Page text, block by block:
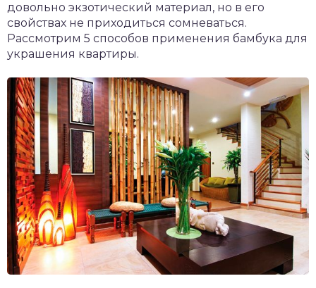
довольно экзотический материал, но в его
свойствах не приходиться сомневаться.
Рассмотрим 5 способов применения бамбука для
украшения квартиры.